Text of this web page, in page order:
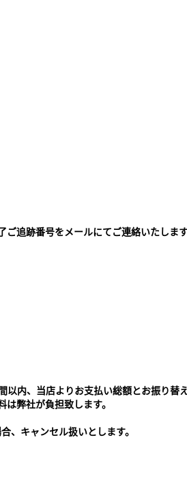
追跡番号をメールにてご連絡いたしま
以内、当店よりお支払い総額とお振り
弊社が負担致します。
、キャンセル扱いとします。